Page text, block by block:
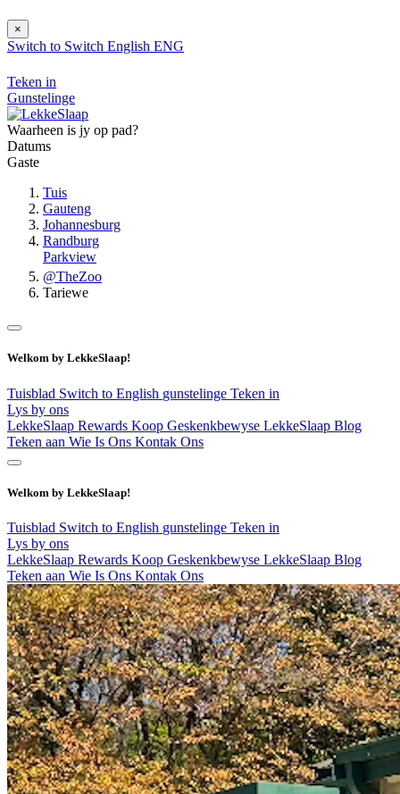
×
Switch to Switch English ENG
Teken in
Gunstelinge
Waarheen is jy op pad?
Datums
Gaste
Tuis
Gauteng
Johannesburg
Randburg
Parkview
@TheZoo
Tariewe
Welkom by LekkeSlaap!
Tuisblad Switch to English gunstelinge Teken in
Lys by ons
LekkeSlaap Rewards Koop Geskenkbewyse LekkeSlaap Blog
Teken aan Wie Is Ons Kontak Ons
Welkom by LekkeSlaap!
Tuisblad Switch to English gunstelinge Teken in
Lys by ons
LekkeSlaap Rewards Koop Geskenkbewyse LekkeSlaap Blog
Teken aan Wie Is Ons Kontak Ons